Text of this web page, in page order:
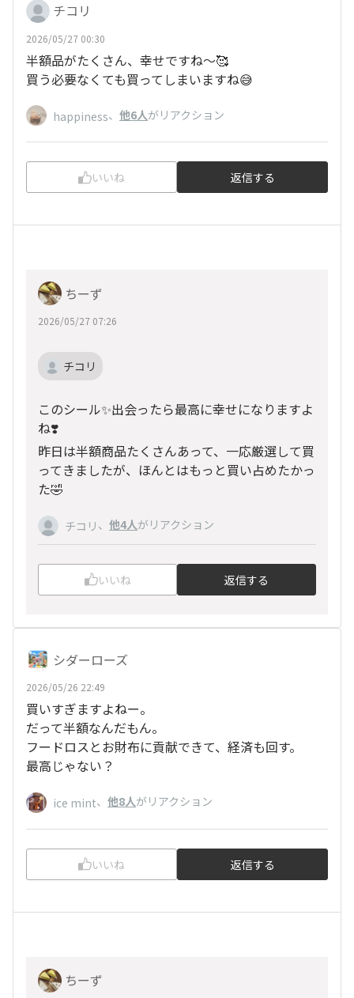
チコリ
2026/05/27 00:30
半額品がたくさん、幸せですね〜🥰
買う必要なくても買ってしまいますね😅
happiness、 他6人がリアクション
いいね 返信する
ちーず
2026/05/27 07:26
チコリ
このシール✨出会ったら最高に幸せになりますよ
ね❣️
昨日は半額商品たくさんあって、一応厳選して買
ってきましたが、ほんとはもっと買い占めたかっ
た🤣
チコリ 、 他4人がリアクション
いいね 返信する
シダーローズ
2026/05/26 22:49
買いすぎますよねー。
だって半額なんだもん。
フードロスとお財布に貢献できて、経済も回す。
最高じゃない？
ice mint、 他8人がリアクション
いいね 返信する
ちーず